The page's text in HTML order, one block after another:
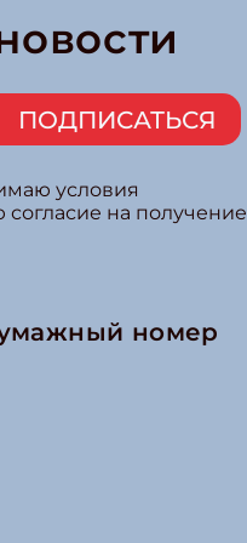
ПОДПИСАТЬСЯ
условия
согласие на получение
номер